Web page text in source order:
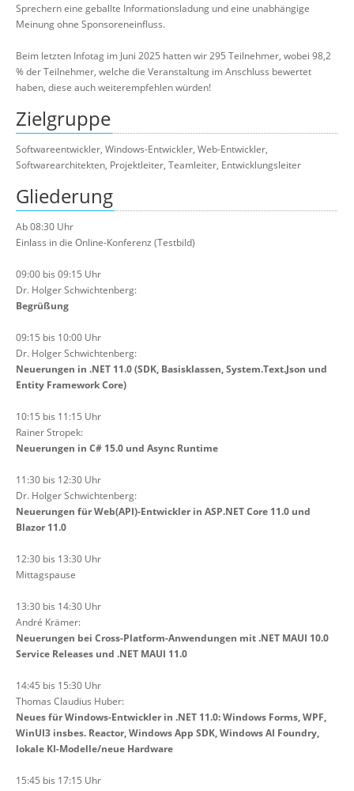
Sprechern eine geballte Informationsladung und eine unabhängige
Meinung ohne Sponsoreneinfluss.
Beim letzten Infotag im Juni 2025 hatten wir 295 Teilnehmer, wobei 98,2
% der Teilnehmer, welche die Veranstaltung im Anschluss bewertet
haben, diese auch weiterempfehlen würden!
Zielgruppe
Softwareentwickler, Windows-Entwickler, Web-Entwickler,
Softwarearchitekten, Projektleiter, Teamleiter, Entwicklungsleiter
Gliederung
Ab 08:30 Uhr
Einlass in die Online-Konferenz (Testbild)
09:00 bis 09:15 Uhr
Dr. Holger Schwichtenberg:
Begrüßung
09:15 bis 10:00 Uhr
Dr. Holger Schwichtenberg:
Neuerungen in .NET 11.0 (SDK, Basisklassen, System.Text.Json und
Entity Framework Core)
10:15 bis 11:15 Uhr
Rainer Stropek:
Neuerungen in C# 15.0 und Async Runtime
11:30 bis 12:30 Uhr
Dr. Holger Schwichtenberg:
Neuerungen für Web(API)-Entwickler in ASP.NET Core 11.0 und
Blazor 11.0
12:30 bis 13:30 Uhr
Mittagspause
13:30 bis 14:30 Uhr
André Krämer:
Neuerungen bei Cross-Platform-Anwendungen mit .NET MAUI 10.0
Service Releases und .NET MAUI 11.0
14:45 bis 15:30 Uhr
Thomas Claudius Huber:
Neues für Windows-Entwickler in .NET 11.0: Windows Forms, WPF,
WinUI3 insbes. Reactor, Windows App SDK, Windows AI Foundry,
lokale KI-Modelle/neue Hardware
15:45 bis 17:15 Uhr